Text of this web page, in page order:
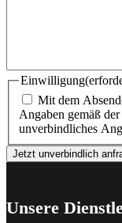
Einwilligung
Mit dem
Angaben gemäß der
unverbindliches
Unsere